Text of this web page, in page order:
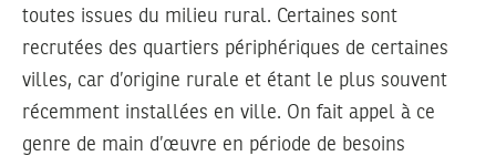
toutes issues du milieu rural. Certaines sont
recrutées des quartiers périphériques de certaines
villes, car d’origine rurale et étant le plus souvent
récemment installées en ville. On fait appel à ce
genre de main d’œuvre en période de besoins